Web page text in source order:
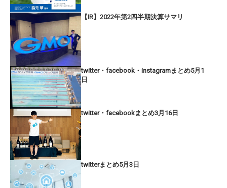
【IR】2022年第2四半期決算サマリ
twitter・facebook・instagramまとめ5月1
日
twitter・facebookまとめ3月16日
twitterまとめ5月3日